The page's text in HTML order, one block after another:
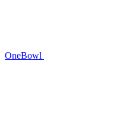
OneBowl